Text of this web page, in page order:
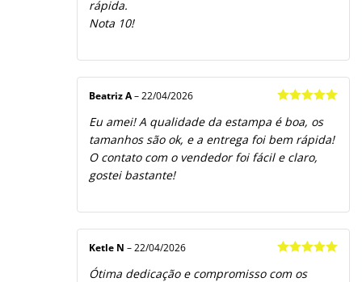
rápida.
Nota 10!
de 5
Beatriz A– 22/04/2026
Eu amei! A qualidade da estampa é boa, os
tamanhos são ok, e a entrega foi bem rápida!
O contato com o vendedor foi fácil e claro,
gostei bastante!
de 5
Ketle N – 22/04/2026
Ótima dedicação e compromisso com os